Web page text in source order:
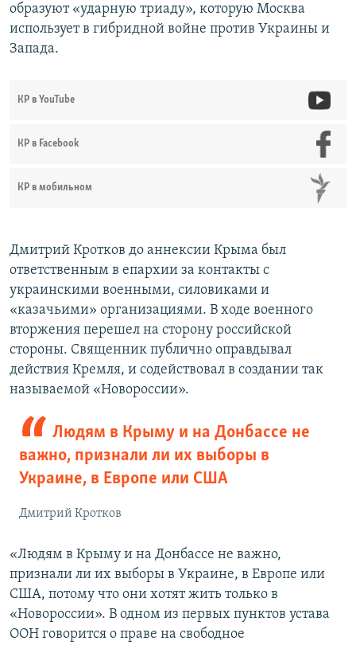
образуют «ударную триаду», которую Москва
использует в гибридной войне против Украины и
Запада.
КР в YouTube
КР в Facebook
КР в мобильном
Дмитрий Кротков до аннексии Крыма был
ответственным в епархии за контакты с
украинскими военными, силовиками и
«казачьими» организациями. В ходе военного
вторжения перешел на сторону российской
стороны. Священник публично оправдывал
действия Кремля, и содействовал в создании так
называемой «Новороссии».
Людям в Крыму и на Донбассе не
важно, признали ли их выборы в
Украине, в Европе или США
Дмитрий Кротков
«Людям в Крыму и на Донбассе не важно,
признали ли их выборы в Украине, в Европе или
США, потому что они хотят жить только в
«Новороссии». В одном из первых пунктов устава
ООН говорится о праве на свободное